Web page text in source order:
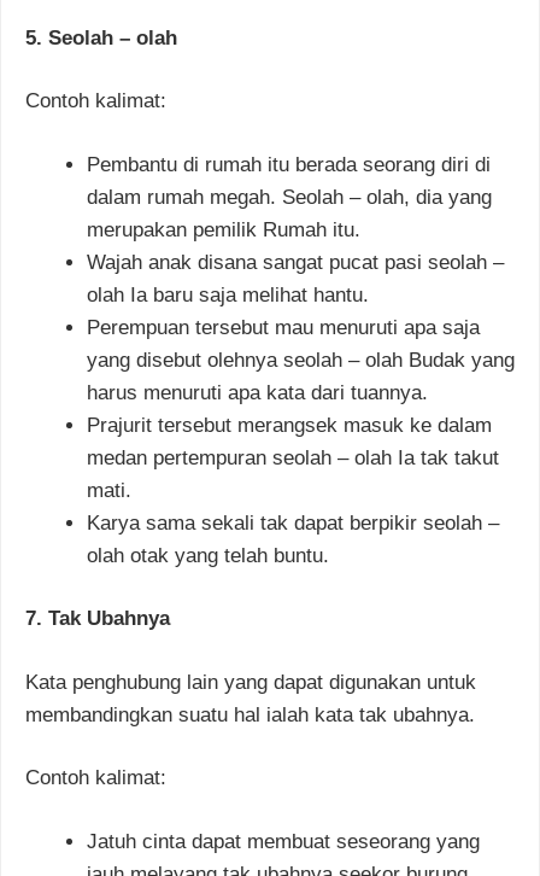
5. Seolah – olah
Contoh kalimat:
Pembantu di rumah itu berada seorang diri di
dalam rumah megah. Seolah – olah, dia yang
merupakan pemilik Rumah itu.
Wajah anak disana sangat pucat pasi seolah –
olah Ia baru saja melihat hantu.
Perempuan tersebut mau menuruti apa saja
yang disebut olehnya seolah – olah Budak yang
harus menuruti apa kata dari tuannya.
Prajurit tersebut merangsek masuk ke dalam
medan pertempuran seolah – olah Ia tak takut
mati.
Karya sama sekali tak dapat berpikir seolah –
olah otak yang telah buntu.
7. Tak Ubahnya
Kata penghubung lain yang dapat digunakan untuk
membandingkan suatu hal ialah kata tak ubahnya.
Contoh kalimat:
Jatuh cinta dapat membuat seseorang yang